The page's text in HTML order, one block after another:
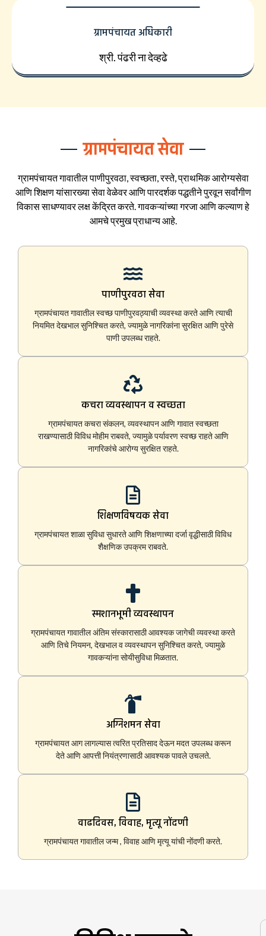
ग्रामपंचायत अधिकारी
श्री. पंढरी ना देव्हढे
ग्रामपंचायत सेवा
ग्रामपंचायत गावातील पाणीपुरवठा, स्वच्छता, रस्ते, प्राथमिक आरोग्यसेवा
आणि शिक्षण यांसारख्या सेवा वेळेवर आणि पारदर्शक पद्धतीने पुरवून सर्वांगीण
विकास साधण्यावर लक्ष केंद्रित करते. गावकऱ्यांच्या गरजा आणि कल्याण हे
आमचे प्रमुख प्राधान्य आहे.
पाणीपुरवठा सेवा
ग्रामपंचायत गावातील स्वच्छ पाणीपुरवठ्याची व्यवस्था करते आणि त्याची
नियमित देखभाल सुनिश्चित करते, ज्यामुळे नागरिकांना सुरक्षित आणि पुरेसे
पाणी उपलब्ध राहते.
कचरा व्यवस्थापन व स्वच्छता
ग्रामपंचायत कचरा संकलन, व्यवस्थापन आणि गावात स्वच्छता
राखण्यासाठी विविध मोहीम राबवते, ज्यामुळे पर्यावरण स्वच्छ राहते आणि
नागरिकांचे आरोग्य सुरक्षित राहते.
शिक्षणविषयक सेवा
ग्रामपंचायत शाळा सुविधा सुधारते आणि शिक्षणाच्या दर्जा वृद्धीसाठी विविध
शैक्षणिक उपक्रम राबवते.
स्मशानभूमी व्यवस्थापन
ग्रामपंचायत गावातील अंतिम संस्कारासाठी आवश्यक जागेची व्यवस्था करते
आणि तिचे नियमन, देखभाल व व्यवस्थापन सुनिश्चित करते, ज्यामुळे
गावकऱ्यांना सोयीसुविधा मिळतात.
अग्निशमन सेवा
ग्रामपंचायत आग लागल्यास त्वरित प्रतिसाद देऊन मदत उपलब्ध करून
देते आणि आपत्ती नियंत्रणासाठी आवश्यक पावले उचलते.
वाढदिवस, विवाह, मृत्यू नोंदणी
ग्रामपंचायत गावातील जन्म , विवाह आणि मृत्यू यांची नोंदणी करते.